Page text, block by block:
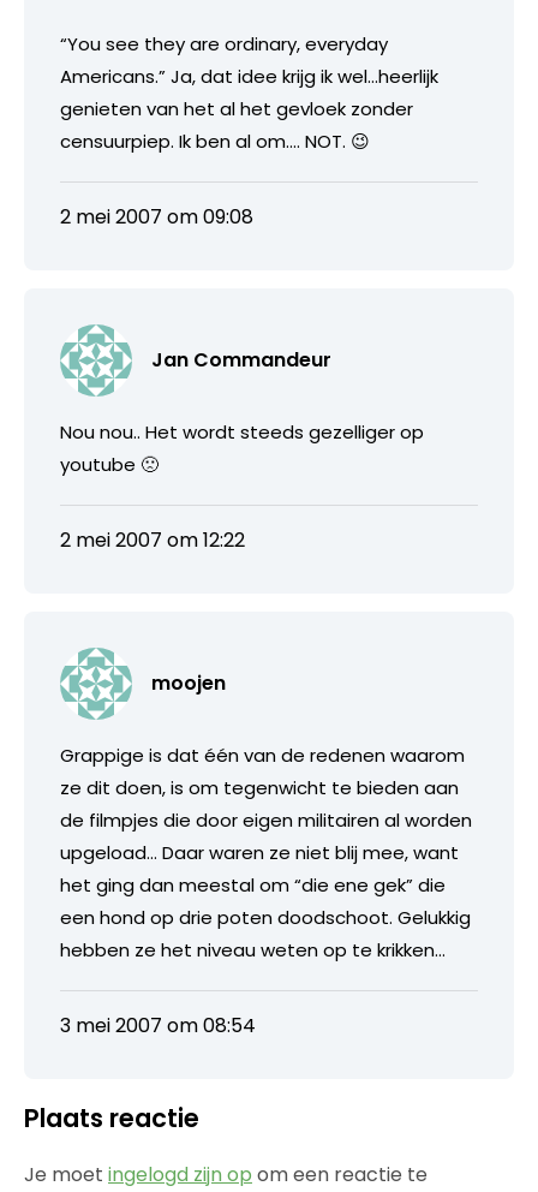
“You see they are ordinary, everyday
Americans.” Ja, dat idee krijg ik wel…heerlijk
genieten van het al het gevloek zonder
censuurpiep. Ik ben al om…. NOT. 😉
2 mei 2007 om 09:08
Jan Commandeur
Nou nou.. Het wordt steeds gezelliger op
youtube 🙁
2 mei 2007 om 12:22
moojen
Grappige is dat één van de redenen waarom
ze dit doen, is om tegenwicht te bieden aan
de filmpjes die door eigen militairen al worden
upgeload… Daar waren ze niet blij mee, want
het ging dan meestal om “die ene gek” die
een hond op drie poten doodschoot. Gelukkig
hebben ze het niveau weten op te krikken…
3 mei 2007 om 08:54
Plaats reactie
Je moet ingelogd zijn op om een reactie te